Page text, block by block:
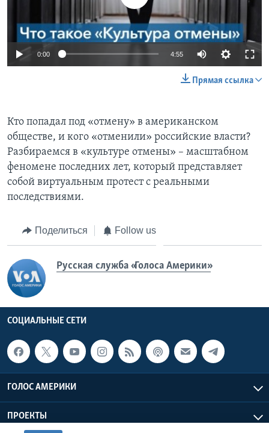
0:00 4:55
Прямая ссылка
Кто попадал под «отмену» в американском
обществе, и кого «отменили» российские власти?
Разбираемся в «культуре отмены» – масштабном
феномене последних лет, который представляет
собой виртуальным протест с реальными
последствиями.
Поделиться Follow us
Русская служба «Голоса Америки»
СОЦИАЛЬНЫЕ СЕТИ
ГОЛОС АМЕРИКИ
ПРОЕКТЫ